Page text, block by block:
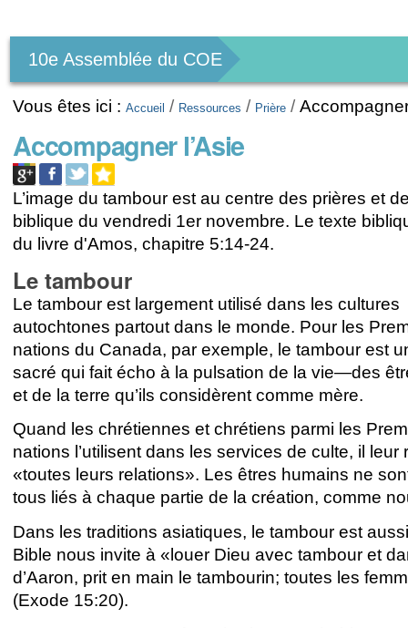
personnels
10e Assemblée du COE
Vous êtes ici : Accueil / Ressources / Prière /
Accompagner l’Asie
L’image du tambour est au centre des prières et
biblique du vendredi 1er novembre. Le texte
du livre d'Amos, chapitre 5:14-24.
Le tambour
Le tambour est largement utilisé dans les cultures
autochtones partout dans le monde. Pour les
nations du Canada, par exemple, le tambour est
sacré qui fait écho à la pulsation de la vie—des
et de la terre qu’ils considèrent comme mère.
Quand les chrétiennes et chrétiens parmi les
nations l’utilisent dans les services de culte, il leur
«toutes leurs relations». Les êtres humains ne
tous liés à chaque partie de la création, comme
Dans les traditions asiatiques, le tambour est
Bible nous invite à «louer Dieu avec tambour et
d’Aaron, prit en main le tambourin; toutes les
(Exode 15:20).